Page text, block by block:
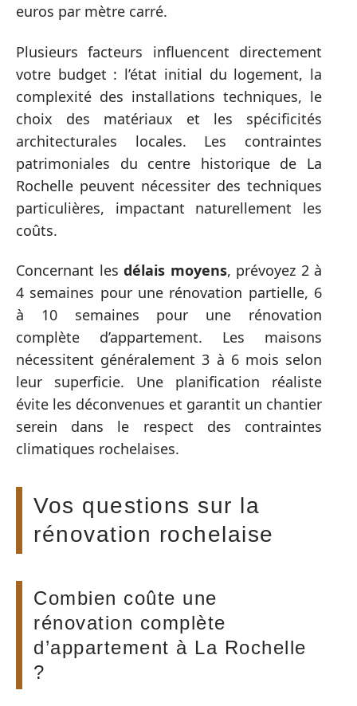
euros par mètre carré.
Plusieurs facteurs influencent directement
votre budget : l’état initial du logement, la
complexité des installations techniques, le
choix des matériaux et les spécificités
architecturales locales. Les contraintes
patrimoniales du centre historique de La
Rochelle peuvent nécessiter des techniques
particulières, impactant naturellement les
coûts.
Concernant les délais moyens, prévoyez 2 à
4 semaines pour une rénovation partielle, 6
à 10 semaines pour une rénovation
complète d’appartement. Les maisons
nécessitent généralement 3 à 6 mois selon
leur superficie. Une planification réaliste
évite les déconvenues et garantit un chantier
serein dans le respect des contraintes
climatiques rochelaises.
Vos questions sur la
rénovation rochelaise
Combien coûte une
rénovation complète
d’appartement à La Rochelle
?